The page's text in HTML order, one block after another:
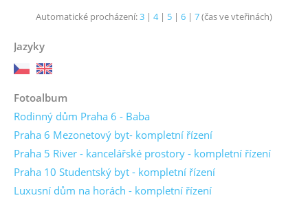
Automatické procházení:3 | 4| 5 | 6 | 7(čas ve vteřinách)
Jazyky
Fotoalbum
Rodinný dům Praha 6 - Baba
Praha 6 Mezonetový byt- kompletní řízení
Praha 5 River - kancelářské prostory - kompletní řízení
Praha 10 Studentský byt - kompletní řízení
Luxusní dům na horách - kompletní řízení